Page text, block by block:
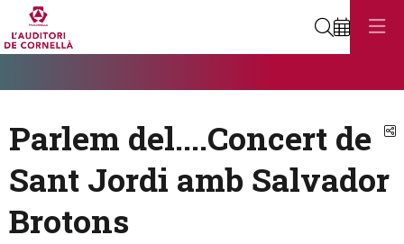
Cerca
Parlem del....Concert de
Sant Jordi amb Salvador
Brotons